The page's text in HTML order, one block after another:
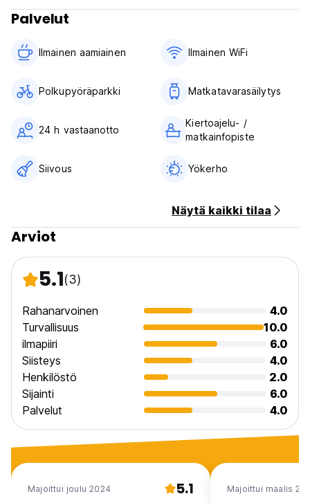
(Auto-translated from original language)
Palvelut
Ilmainen aamiainen‎ Ilmainen WiFi
Polkupyöräparkki Matkatavarasäilytys
24 h vastaanotto
Kiertoajelu- /
matkainfopiste
Siivous Yökerho
Näytä kaikki tilaa
Arviot
5.1(3)
Rahanarvoinen
4.0
Turvallisuus
10.0
ilmapiiri
6.0
Siisteys
4.0
Henkilöstö
2.0
Sijainti
6.0
Palvelut
4.0
Majoittui joulu 2024 5.1 Majoittui maalis